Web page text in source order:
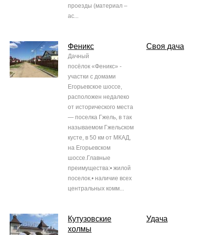
проезды (материал –
ас...
Феникс
Дачный
посёлок «Феникс» -
участки с домами
Егорьевское шоссе,
расположен недалеко
от исторического места
— поселка Гжель, в так
называемом Гжельском
кусте, в 50 км от МКАД,
на Егорьевском
шоссе.Главные
преимущества:• жилой
поселок.• наличие всех
центральных комм...
Своя дача
Кутузовские
холмы
Удача